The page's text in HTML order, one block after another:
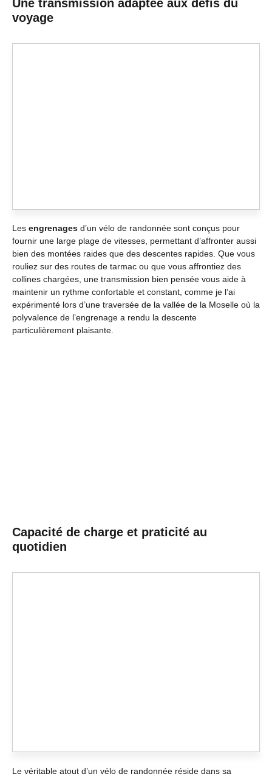
Une transmission adaptée aux défis du
voyage
Les engrenages d’un vélo de randonnée sont conçus pour
fournir une large plage de vitesses, permettant d’affronter aussi
bien des montées raides que des descentes rapides. Que vous
rouliez sur des routes de tarmac ou que vous affrontiez des
collines chargées, une transmission bien pensée vous aide à
maintenir un rythme confortable et constant, comme je l’ai
expérimenté lors d’une traversée de la vallée de la Moselle où la
polyvalence de l’engrenage a rendu la descente
particulièrement plaisante.
Capacité de charge et praticité au
quotidien
Le véritable atout d’un vélo de randonnée réside dans sa